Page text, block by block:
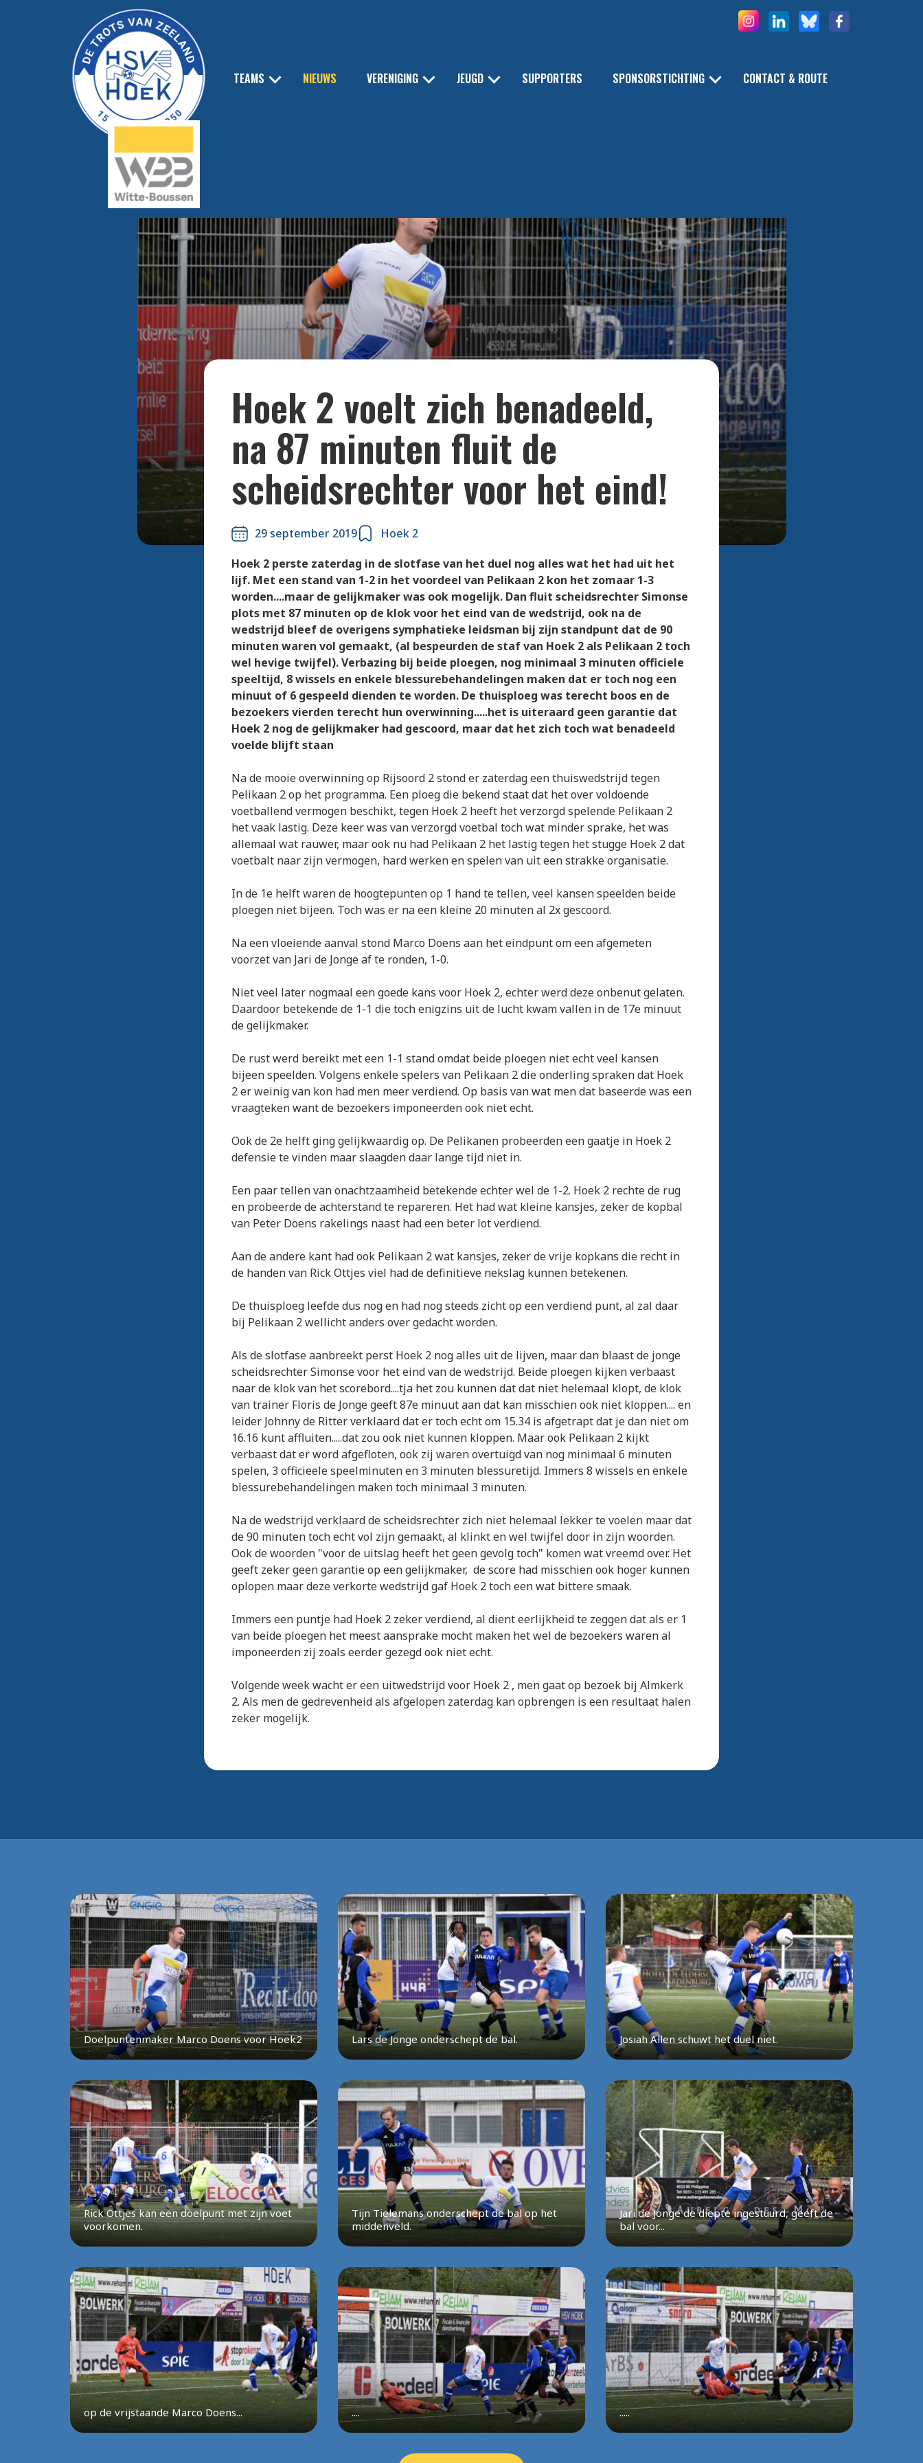
TEAMS NIEUWS VERENIGING JEUGD SUPPORTERS SPONSORSTICHTING CONTACT & ROUTE
Doelpuntenmaker Marco Doens voor Hoek2 Bekijk alle foto's
Hoek 2 voelt zich benadeeld,
na 87 minuten fluit de
scheidsrechter voor het eind!
29 september 2019
Hoek 2
Hoek 2 perste zaterdag in de slotfase van het duel nog alles wat het had uit het
lijf. Met een stand van 1-2 in het voordeel van Pelikaan 2 kon het zomaar 1-3
worden....maar de gelijkmaker was ook mogelijk. Dan fluit scheidsrechter Simonse
plots met 87 minuten op de klok voor het eind van de wedstrijd, ook na de
wedstrijd bleef de overigens symphatieke leidsman bij zijn standpunt dat de 90
minuten waren vol gemaakt, (al bespeurden de staf van Hoek 2 als Pelikaan 2 toch
wel hevige twijfel). Verbazing bij beide ploegen, nog minimaal 3 minuten officiele
speeltijd, 8 wissels en enkele blessurebehandelingen maken dat er toch nog een
minuut of 6 gespeeld dienden te worden. De thuisploeg was terecht boos en de
bezoekers vierden terecht hun overwinning.....het is uiteraard geen garantie dat
Hoek 2 nog de gelijkmaker had gescoord, maar dat het zich toch wat benadeeld
voelde blijft staan
Na de mooie overwinning op Rijsoord 2 stond er zaterdag een thuiswedstrijd tegen
Pelikaan 2 op het programma. Een ploeg die bekend staat dat het over voldoende
voetballend vermogen beschikt, tegen Hoek 2 heeft het verzorgd spelende Pelikaan 2
het vaak lastig. Deze keer was van verzorgd voetbal toch wat minder sprake, het was
allemaal wat rauwer, maar ook nu had Pelikaan 2 het lastig tegen het stugge Hoek 2 dat
voetbalt naar zijn vermogen, hard werken en spelen van uit een strakke organisatie.
In de 1e helft waren de hoogtepunten op 1 hand te tellen, veel kansen speelden beide
ploegen niet bijeen. Toch was er na een kleine 20 minuten al 2x gescoord.
Na een vloeiende aanval stond Marco Doens aan het eindpunt om een afgemeten
voorzet van Jari de Jonge af te ronden, 1-0.
Niet veel later nogmaal een goede kans voor Hoek 2, echter werd deze onbenut gelaten.
Daardoor betekende de 1-1 die toch enigzins uit de lucht kwam vallen in de 17e minuut
de gelijkmaker.
De rust werd bereikt met een 1-1 stand omdat beide ploegen niet echt veel kansen
bijeen speelden. Volgens enkele spelers van Pelikaan 2 die onderling spraken dat Hoek
2 er weinig van kon had men meer verdiend. Op basis van wat men dat baseerde was een
vraagteken want de bezoekers imponeerden ook niet echt.
Ook de 2e helft ging gelijkwaardig op. De Pelikanen probeerden een gaatje in Hoek 2
defensie te vinden maar slaagden daar lange tijd niet in.
Een paar tellen van onachtzaamheid betekende echter wel de 1-2. Hoek 2 rechte de rug
en probeerde de achterstand te repareren. Het had wat kleine kansjes, zeker de kopbal
van Peter Doens rakelings naast had een beter lot verdiend.
Aan de andere kant had ook Pelikaan 2 wat kansjes, zeker de vrije kopkans die recht in
de handen van Rick Ottjes viel had de definitieve nekslag kunnen betekenen.
De thuisploeg leefde dus nog en had nog steeds zicht op een verdiend punt, al zal daar
bij Pelikaan 2 wellicht anders over gedacht worden.
Als de slotfase aanbreekt perst Hoek 2 nog alles uit de lijven, maar dan blaast de jonge
scheidsrechter Simonse voor het eind van de wedstrijd. Beide ploegen kijken verbaast
naar de klok van het scorebord....tja het zou kunnen dat dat niet helemaal klopt, de klok
van trainer Floris de Jonge geeft 87e minuut aan dat kan misschien ook niet kloppen.... en
leider Johnny de Ritter verklaard dat er toch echt om 15.34 is afgetrapt dat je dan niet om
16.16 kunt affluiten.....dat zou ook niet kunnen kloppen. Maar ook Pelikaan 2 kijkt
verbaast dat er word afgefloten, ook zij waren overtuigd van nog minimaal 6 minuten
spelen, 3 officieele speelminuten en 3 minuten blessuretijd. Immers 8 wissels en enkele
blessurebehandelingen maken toch minimaal 3 minuten.
Na de wedstrijd verklaard de scheidsrechter zich niet helemaal lekker te voelen maar dat
de 90 minuten toch echt vol zijn gemaakt, al klinkt en wel twijfel door in zijn woorden.
Ook de woorden "voor de uitslag heeft het geen gevolg toch" komen wat vreemd over. Het
geeft zeker geen garantie op een gelijkmaker, de score had misschien ook hoger kunnen
oplopen maar deze verkorte wedstrijd gaf Hoek 2 toch een wat bittere smaak.
Immers een puntje had Hoek 2 zeker verdiend, al dient eerlijkheid te zeggen dat als er 1
van beide ploegen het meest aansprake mocht maken het wel de bezoekers waren al
imponeerden zij zoals eerder gezegd ook niet echt.
Volgende week wacht er een uitwedstrijd voor Hoek 2 , men gaat op bezoek bij Almkerk
2. Als men de gedrevenheid als afgelopen zaterdag kan opbrengen is een resultaat halen
zeker mogelijk.
Doelpuntenmaker Marco Doens voor Hoek2 Lars de Jonge onderschept de bal. Josiah Allen schuwt het duel niet.
Rick Ottjes kan een doelpunt met zijn voet
voorkomen.
Tijn Tielemans onderschept de bal op het
middenveld.
Jari de Jonge de diepte ingestuurd, geeft de
bal voor...
op de vrijstaande Marco Doens... .... .....